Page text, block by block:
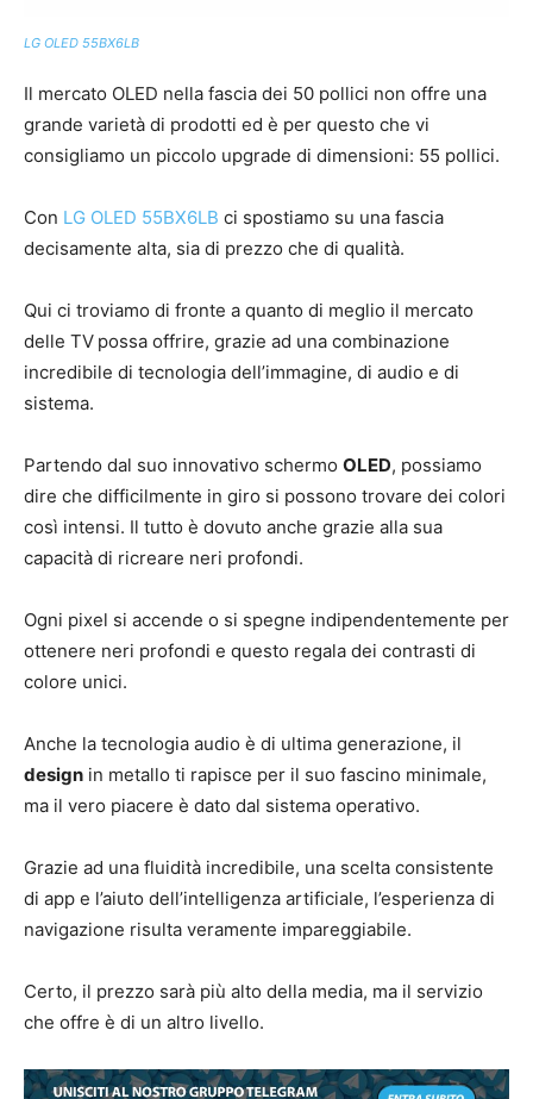
LG OLED 55BX6LB
Il mercato OLED nella fascia dei 50 pollici non offre una
grande varietà di prodotti ed è per questo che vi
consigliamo un piccolo upgrade di dimensioni: 55 pollici.
Con LG OLED 55BX6LB ci spostiamo su una fascia
decisamente alta, sia di prezzo che di qualità.
Qui ci troviamo di fronte a quanto di meglio il mercato
delle TV possa offrire, grazie ad una combinazione
incredibile di tecnologia dell’immagine, di audio e di
sistema.
Partendo dal suo innovativo schermo OLED, possiamo
dire che difficilmente in giro si possono trovare dei colori
così intensi. Il tutto è dovuto anche grazie alla sua
capacità di ricreare neri profondi.
Ogni pixel si accende o si spegne indipendentemente per
ottenere neri profondi e questo regala dei contrasti di
colore unici.
Anche la tecnologia audio è di ultima generazione, il
design in metallo ti rapisce per il suo fascino minimale,
ma il vero piacere è dato dal sistema operativo.
Grazie ad una fluidità incredibile, una scelta consistente
di app e l’aiuto dell’intelligenza artificiale, l’esperienza di
navigazione risulta veramente impareggiabile.
Certo, il prezzo sarà più alto della media, ma il servizio
che offre è di un altro livello.